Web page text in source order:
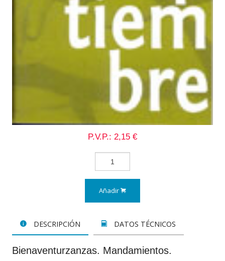
P.V.P.: 2,15 €
Añadir
DESCRIPCIÓN DATOS TÉCNICOS
Bienaventurzanzas. Mandamientos.